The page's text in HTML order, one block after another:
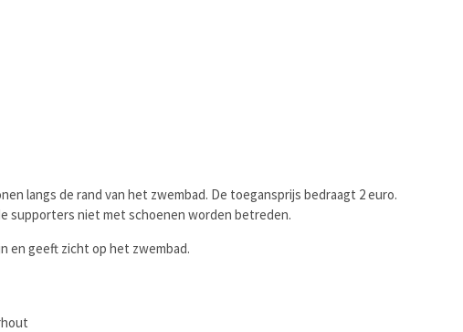
langs de rand van het zwembad. De toegansprijs bedraagt 2 euro.
supporters niet met schoenen worden betreden.
en geeft zicht op het zwembad.